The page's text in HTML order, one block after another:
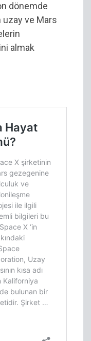
dönemde
uzay ve Mars
almak